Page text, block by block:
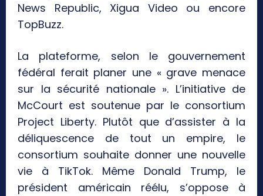
News Republic, Xigua Video ou encore
TopBuzz.
La plateforme, selon le gouvernement
fédéral ferait planer une « grave menace
sur la sécurité nationale ». L’initiative de
McCourt est soutenue par le consortium
Project Liberty. Plutôt que d’assister à la
déliquescence de tout un empire, le
consortium souhaite donner une nouvelle
vie à TikTok. Même Donald Trump, le
président américain réélu, s’oppose à